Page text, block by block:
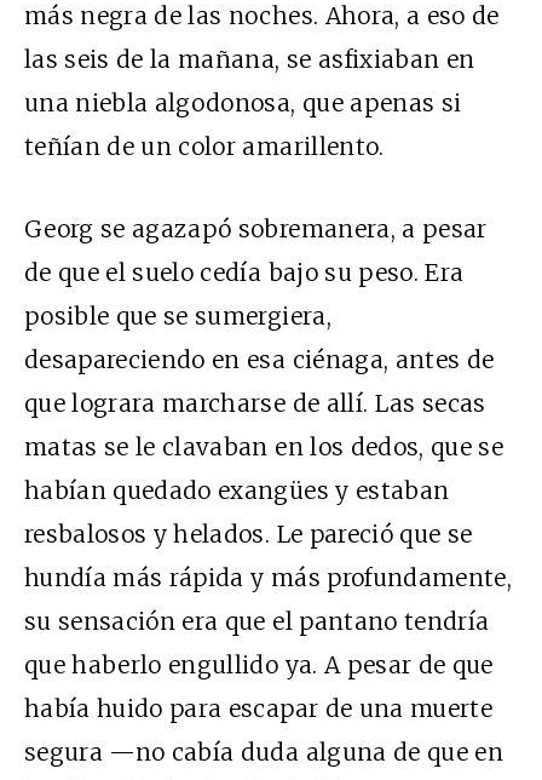
más negra de las noches. Ahora, a eso de
las seis de la mañana, se asfixiaban en
una niebla algodonosa, que apenas si
teñían de un color amarillento.
Georg se agazapó sobremanera, a pesar
de que el suelo cedía bajo su peso. Era
posible que se sumergiera,
desapareciendo en esa ciénaga, antes de
que lograra marcharse de allí. Las secas
matas se le clavaban en los dedos, que se
habían quedado exangües y estaban
resbalosos y helados. Le pareció que se
hundía más rápida y más profundamente,
su sensación era que el pantano tendría
que haberlo engullido ya. A pesar de que
había huido para escapar de una muerte
segura —no cabía duda alguna de que en